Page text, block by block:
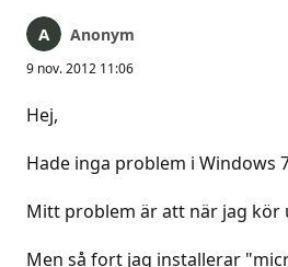
Anonym
9 nov. 2012 11:06
Hej,
Hade inga problem i Windows
Mitt problem är att när jag
Men så fort jag installerar